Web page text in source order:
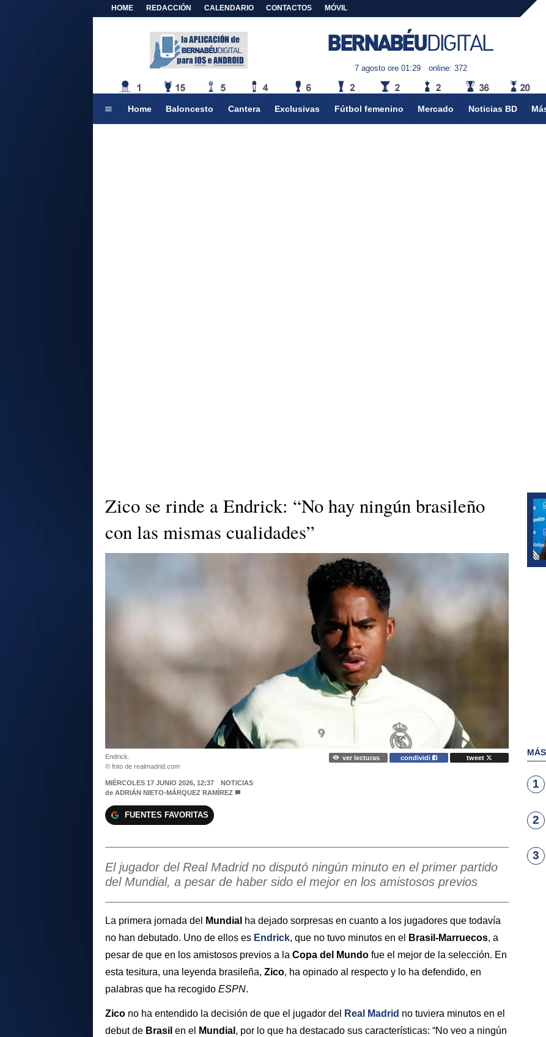
HOME REDACCIÓN CALENDARIO CONTACTOS MÓVIL
7 agosto ore 01:29 online: 372
Home Baloncesto Cantera Exclusivas Fútbol femenino Mercado Noticias BD
Zico se rinde a Endrick: “No hay ningún brasileño
con las mismas cualidades”
Endrick.
© foto de realmadrid.com
ver lecturas condividi tweet
MIÉRCOLES 17 JUNIO 2026, 12:37
NOTICIAS
de ADRIÁN NIETO-MÁRQUEZ RAMÍREZ
FUENTES FAVORITAS
El jugador del Real Madrid no disputó ningún minuto en el primer partido
del Mundial, a pesar de haber sido el mejor en los amistosos previos
La primera jornada del Mundial ha dejado sorpresas en cuanto a los jugadores que todavía
no han debutado. Uno de ellos es Endrick, que no tuvo minutos en el Brasil-Marruecos, a
pesar de que en los amistosos previos a la Copa del Mundo fue el mejor de la selección. En
esta tesitura, una leyenda brasileña, Zico, ha opinado al respecto y lo ha defendido, en
palabras que ha recogido ESPN.
Zico no ha entendido la decisión de que el jugador del Real Madrid no tuviera minutos en el
debut de Brasil en el Mundial , por lo que ha destacado sus características: “No veo a ningún
1
2
3